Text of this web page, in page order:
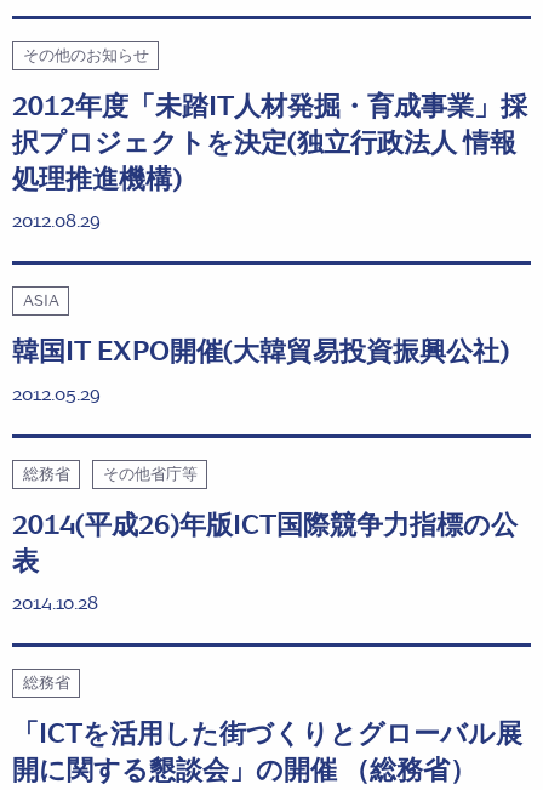
その他のお知らせ
2012年度「未踏IT人材発掘・育成事業」採
択プロジェクトを決定(独立行政法人 情報
処理推進機構)
2012.08.29
ASIA
韓国IT EXPO開催(大韓貿易投資振興公社)
2012.05.29
総務省 その他省庁等
2014(平成26)年版ICT国際競争力指標の公
表
2014.10.28
総務省
「ICTを活用した街づくりとグローバル展
開に関する懇談会」の開催 （総務省）